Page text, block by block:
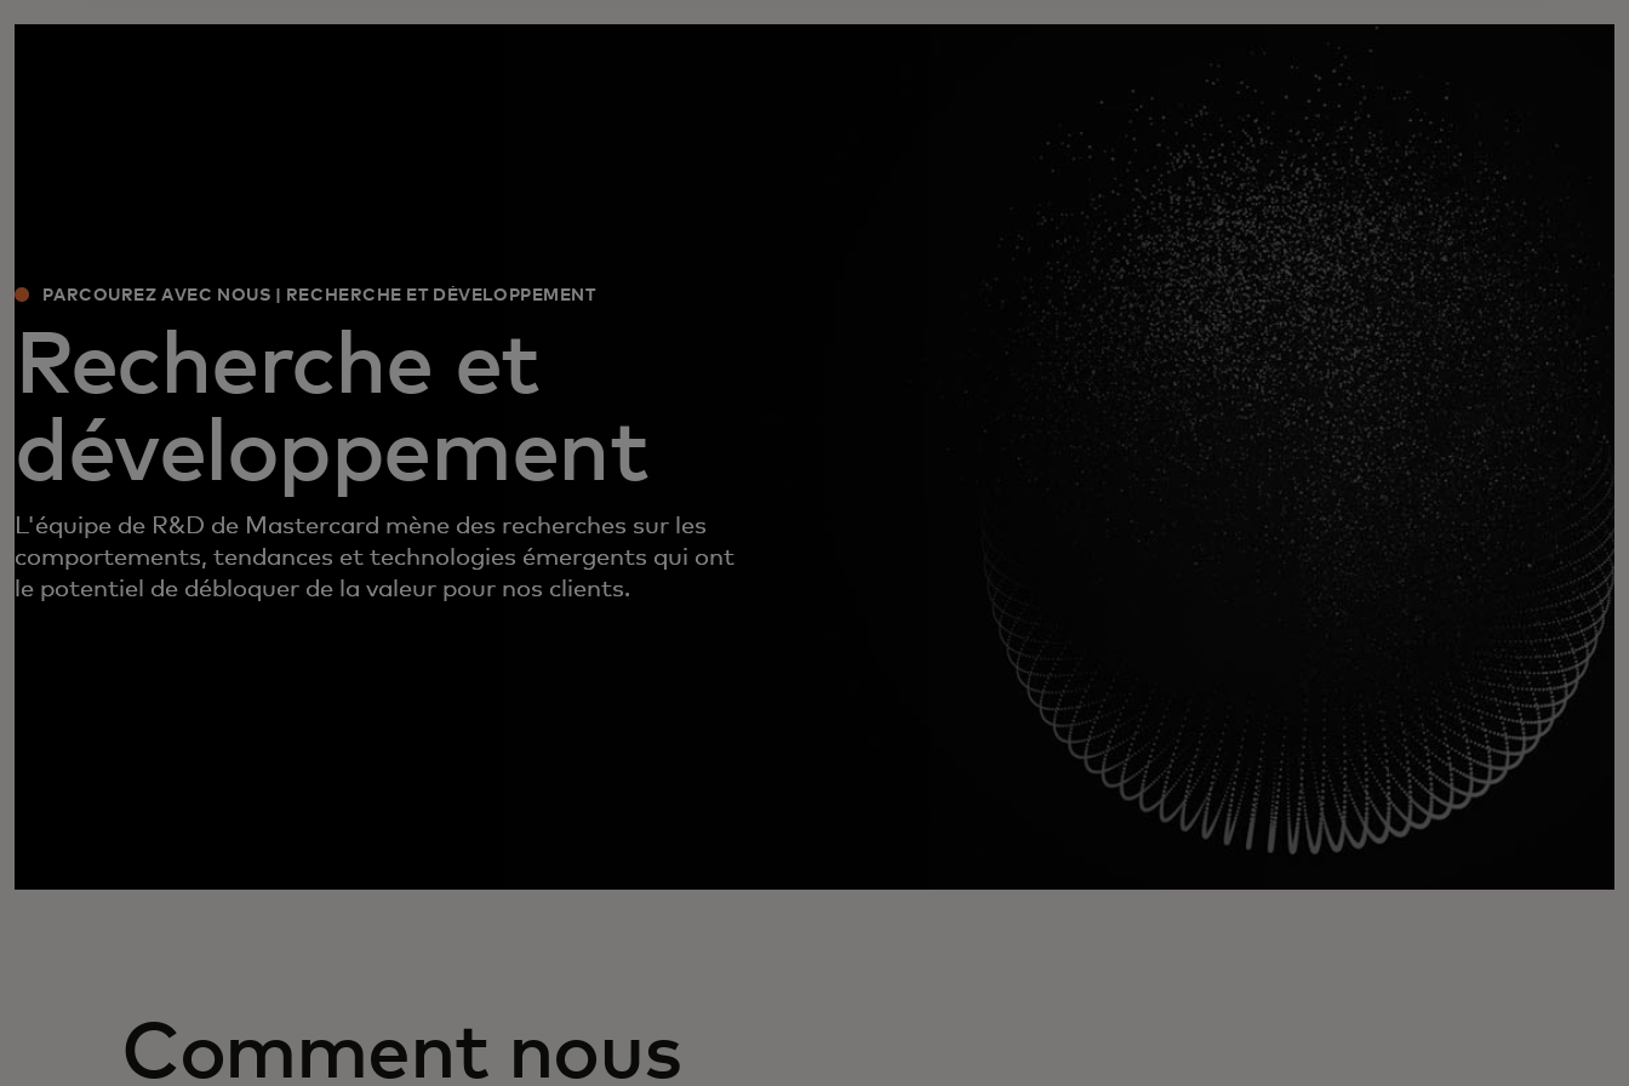
PARCOUREZ AVEC NOUS | RECHERCHE ET DÉVELOPPEMENT
Recherche et
développement
L'équipe de R&D de Mastercard mène des recherches sur les
comportements, tendances et technologies émergents qui ont
le potentiel de débloquer de la valeur pour nos clients.
Comment nous